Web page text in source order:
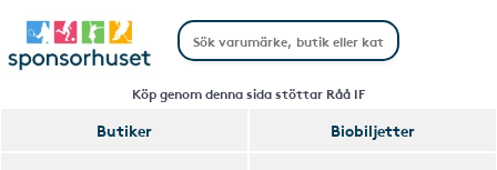
Köp genom denna sida stöttar Råå IF
Butiker
Biobiljetter